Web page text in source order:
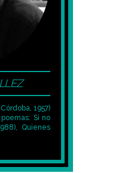
1957)
Si no
Quienes